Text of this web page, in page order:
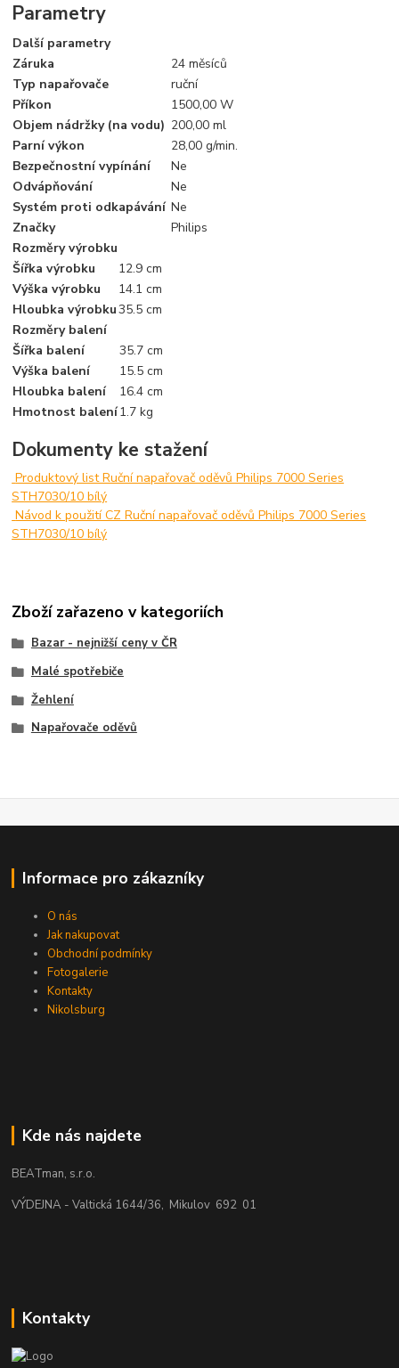
Parametry
Další parametry
Záruka
24 měsíců
Typ napařovače
ruční
Příkon
1500,00 W
Objem nádržky (na vodu) 200,00 ml
Parní výkon
28,00 g/min.
Bezpečnostní vypínání
Ne
Odvápňování
Ne
Systém proti odkapávání Ne
Značky
Philips
Rozměry výrobku
Šířka výrobku
12.9 cm
Výška výrobku
14.1 cm
Hloubka výrobku35.5 cm
Rozměry balení
Šířka balení
35.7 cm
Výška balení
15.5 cm
Hloubka balení
16.4 cm
Hmotnost balení1.7 kg
Dokumenty ke stažení
Produktový list Ruční napařovač oděvů Philips 7000 Series
STH7030/10 bílý
Návod k použití CZ Ruční napařovač oděvů Philips 7000 Series
STH7030/10 bílý
Zboží zařazeno v kategoriích
Bazar - nejnižší ceny v ČR
Malé spotřebiče
Žehlení
Napařovače oděvů
Informace pro zákazníky
O nás
Jak nakupovat
Obchodní podmínky
Fotogalerie
Kontakty
Nikolsburg
Kde nás najdete
BEATman, s.r.o.
VÝDEJNA - Valtická 1644/36, Mikulov 692 01
Kontakty